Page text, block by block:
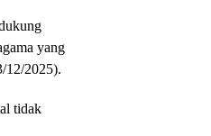
yang
12/2025).
tidak